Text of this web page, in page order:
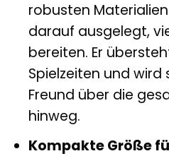
robusten
darauf ausgelegt,
bereiten. Er
Spielzeiten und wird
Freund über die
hinweg.
Kompakte Größe